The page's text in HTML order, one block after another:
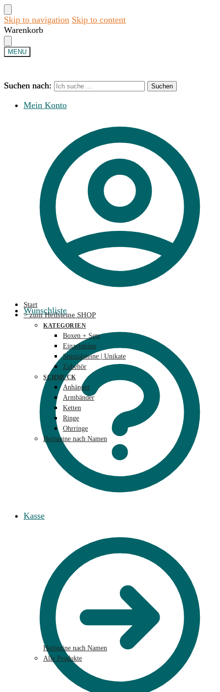
Skip to navigation Skip to content
Warenkorb
MENU
Suchen nach: Suchen
Mein Konto
Wunschliste
Kasse
Suchen nach: Suchen
Start
> zum Heilsteine SHOP
KATEGORIEN
Boxen + Sets
Einzelsteine
Spezialsteine | Unikate
Zubehör
SCHMUCK
Anhänger
Armbänder
Ketten
Ringe
Ohrringe
Heilsteine nach Namen
Heilsteine nach Namen
Alle Produkte